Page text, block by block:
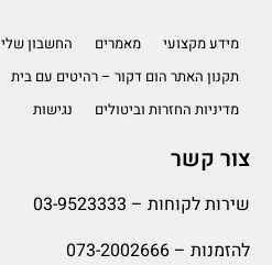
מידע מקצועי מאמרים החשבון שלי
תקנון האתר הום דקור – רהיטים עם בית
מדיניות החזרות וביטולים
נגישות
צור קשר
שירות לקוחות – 03-9523333
להזמנות – 073-2002666